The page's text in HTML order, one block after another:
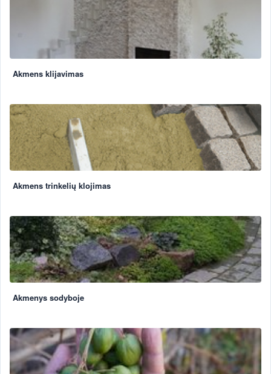
Akmens klijavimas
Akmens trinkelių klojimas
Akmenys sodyboje